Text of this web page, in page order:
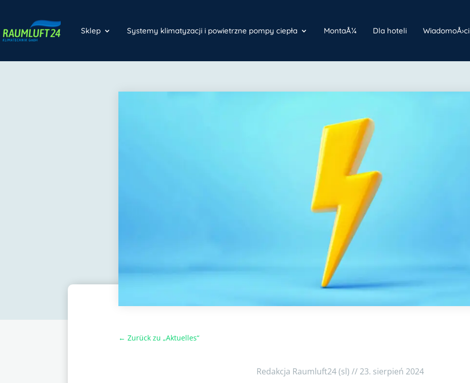
Sklep Systemy klimatyzacji i powietrzne pompy ciepła MontaÅ¼ Dla hoteli WiadomoÅ›ci
← Zurück zu „Aktuelles“
Redakcja Raumluft24 (sl) // 23. sierpień 2024